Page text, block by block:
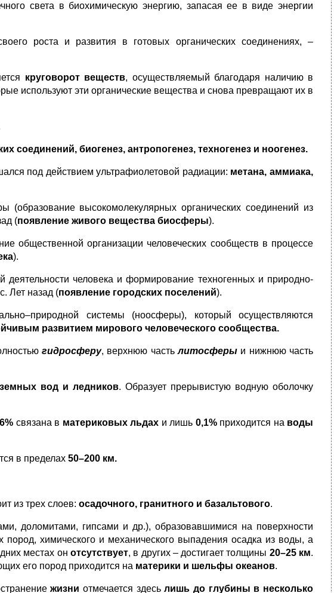
света в биохимическую энергию, запасая ее в виде энергии
роста и развития в готовых органических соединениях, –
круговорот веществ, осуществляемый благодаря наличию в
используют эти органические вещества и снова превращают их в
соединений, биогенез, антропогенез, техногенез и ноогенез.
под действием ультрафиолетовой радиации: метана, аммиака,
высокомолекулярных органических соединений из
(появление живого вещества биосферы).
общественной организации человеческих сообществ в процессе
).
человека и формирование техногенных и природно-
Лет назад (появление городских поселений).
системы (ноосферы), который осуществляются
развитием мирового человеческого сообщества.
гидросферу, верхнюю частьлитосферы и нижнюю часть
вод и ледников. Образует прерывистую водную оболочку
связана в материковых льдах и лишь 0,1%приходится на воды
в пределах 50–200 км.
из трех слоев: осадочного, гранитного и базальтового.
доломитами, гипсами и др.), образовавшимися на поверхности
химического и механического выпадения осадка из воды, а
местах он отсутствует, в других – достигает толщины 20–25 км.
его пород приходится на материки и шельфы океанов.
жизни отмечается здесьлишь до глубины в несколько